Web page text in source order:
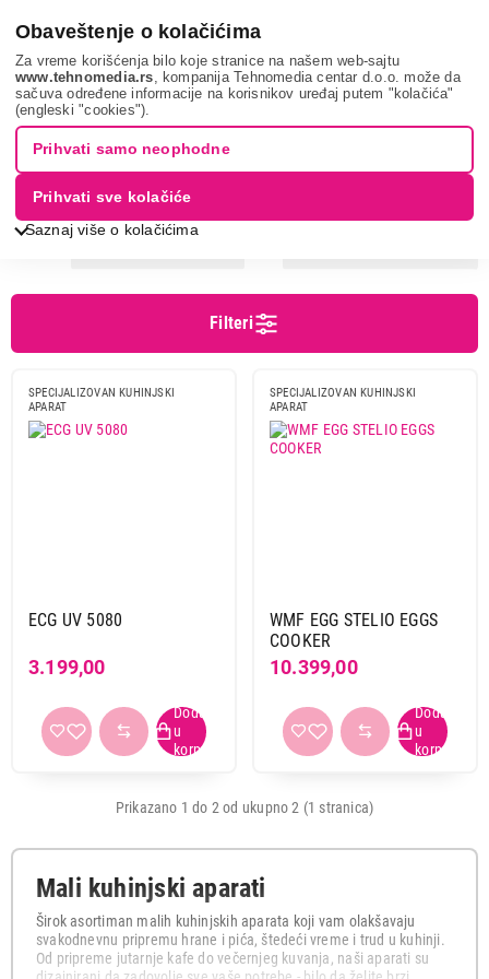
Obaveštenje o kolačićima
Za vreme korišćenja bilo koje stranice na našem web-sajtu
www.tehnomedia.rs , kompanija Tehnomedia centar d.o.o. može da
sačuva određene informacije na korisnikov uređaj putem "kolačića"
(engleski "cookies").
Saznaj više o kolačićima
Prihvati samo neophodne
Prihvati sve kolačiće
Mali kuhinjski aparati Aparati za kuvanje i pečenje
Aparat za
kuvanje jaja
Cena od Cena do
350 w 1
Boja
Primeni filtere
APARAT ZA KUVANJE JAJA
Filteri
SPECIJALIZOVAN KUHINJSKI
APARAT
ECG UV 5080
3.199,00
SPECIJALIZOVAN KUHINJSKI
APARAT
WMF EGG STELIO EGGS
COOKER
10.399,00
Prikazano 1 do 2 od ukupno 2 (1 stranica)
Mali kuhinjski aparati
Širok asortiman malih kuhinjskih aparata koji vam olakšavaju
svakodnevnu pripremu hrane i pića, štedeći vreme i trud u kuhinji.
Od pripreme jutarnje kafe do večernjeg kuvanja, naši aparati su